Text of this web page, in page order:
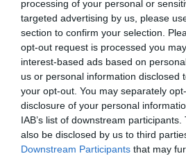
processing of your personal or
targeted advertising by us, please
section to confirm your selection.
opt-out request is processed you
interest-based ads based on
us or personal information disclosed
your opt-out. You may separately
disclosure of your personal
IAB’s list of downstream
also be disclosed by us to third
Downstream Participants that may